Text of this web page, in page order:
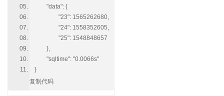
"data": {
"23": 1565262680,
"24": 1558352605,
"25": 1548848657
},
"sqltime": "0.0066s"
}
复制代码